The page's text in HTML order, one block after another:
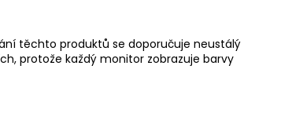
těchto produktů se doporučuje neustálý
protože každý monitor zobrazuje barvy